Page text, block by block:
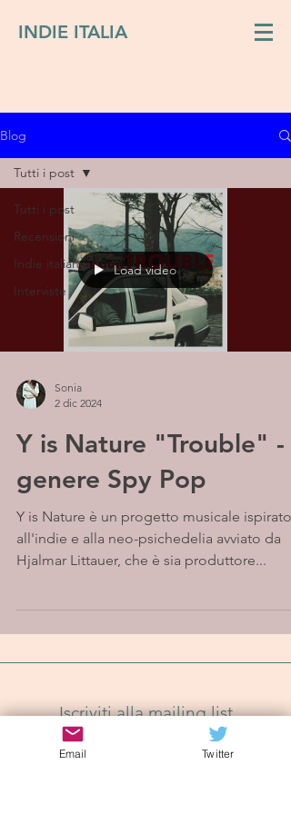
INDIE ITALIA
Blog
Tutti i post
Recensioni
Indie italiano
Interviste
Tutti i post
Load video
Sonia
2 dic 2024
Y is Nature "Trouble" - Il
genere Spy Pop
Y is Nature è un progetto musicale ispirato
all'indie e alla neo-psichedelia avviato da
Hjalmar Littauer, che è sia produttore...
Iscriviti alla mailing list
Email Twitter